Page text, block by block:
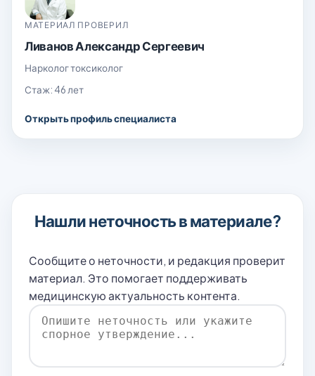
МАТЕРИАЛ ПРОВЕРИЛ
Ливанов Александр Сергеевич
Нарколог токсиколог
Стаж: 46 лет
Открыть профиль специалиста
Нашли неточность в материале?
Сообщите о неточности, и редакция проверит
материал. Это помогает поддерживать
медицинскую актуальность контента.